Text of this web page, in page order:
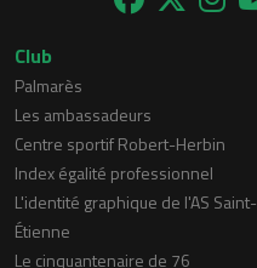
Club
Palmarès
Les ambassadeurs
Centre sportif Robert-Herbin
Index égalité professionnel
L'identité graphique de l'AS Saint-
Étienne
Le cinquantenaire de 76